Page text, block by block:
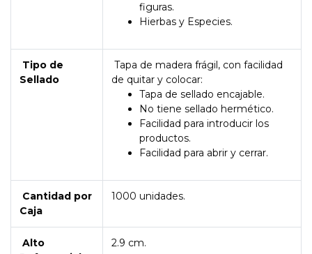
figuras.
Hierbas y Especies.
Tipo de
Sellado
Tapa de madera frágil, con facilidad
de quitar y colocar:
Tapa de sellado encajable.
No tiene sellado hermético.
Facilidad para introducir los
productos.
Facilidad para abrir y cerrar.
Cantidad por
Caja
1000 unidades.
Alto
2.9 cm.